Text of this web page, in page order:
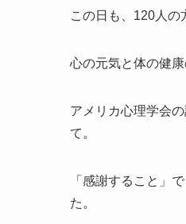
この日も、120人の
心の元気と体の健
アメリカ心理学会
て。
「感謝すること」
た。